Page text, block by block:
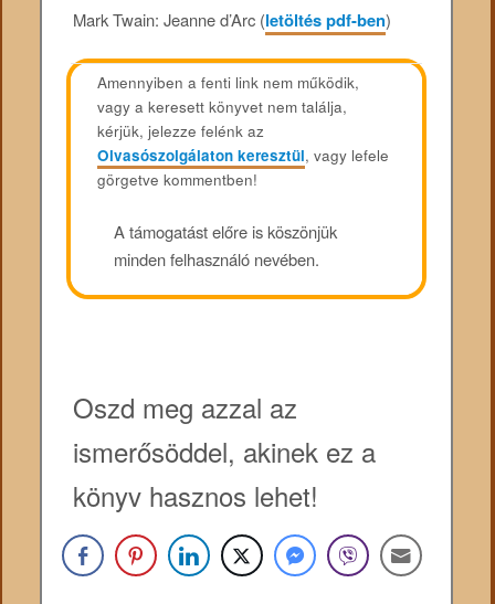
Mark Twain: Jeanne d’Arc (letöltés pdf-ben)
Amennyiben a fenti link nem működik,
vagy a keresett könyvet nem találja,
kérjük, jelezze felénk az
Olvasószolgálaton keresztül, vagy lefele
görgetve kommentben!
A támogatást előre is köszönjük
minden felhasználó nevében.
Oszd meg azzal az
ismerősöddel, akinek ez a
könyv hasznos lehet!